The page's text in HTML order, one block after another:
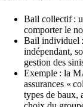
Bail collectif :
comporter le
Bail individuel
indépendant,
gestion des
Exemple : la
assurances «
types de baux,